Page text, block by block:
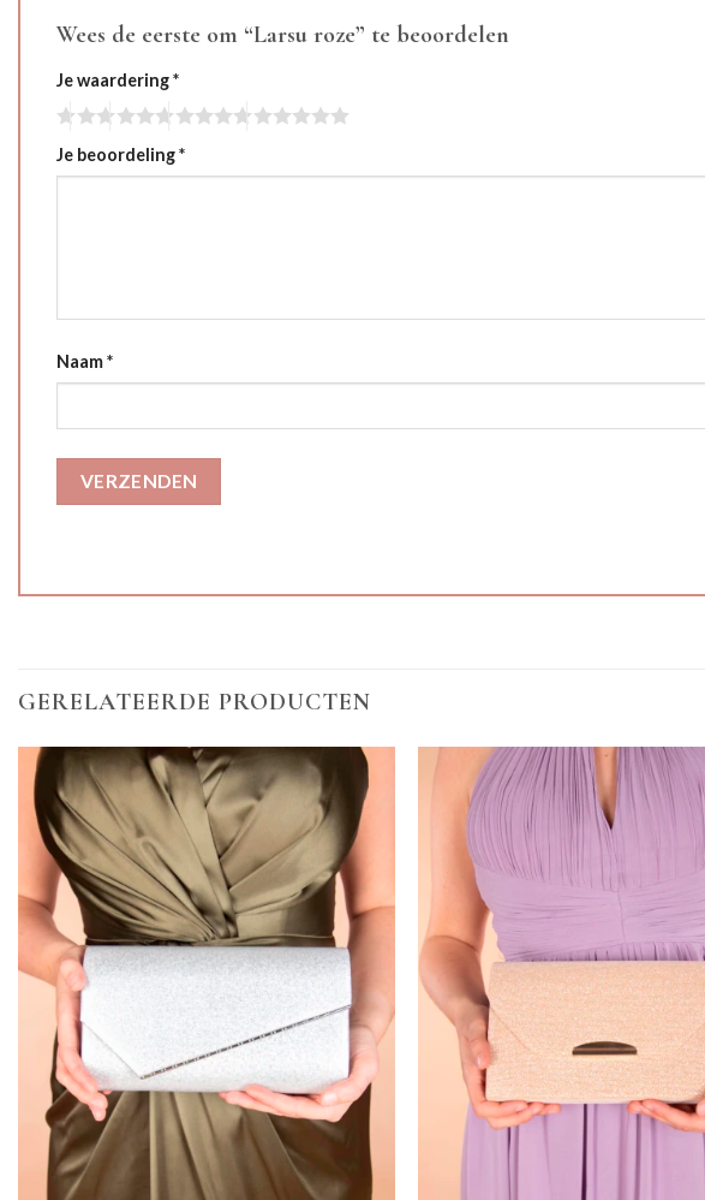
Wees de eerste om “Larsu roze” te beoordelen
Je waardering*
Je beoordeling*
Naam*
GERELATEERDE PRODUCTEN